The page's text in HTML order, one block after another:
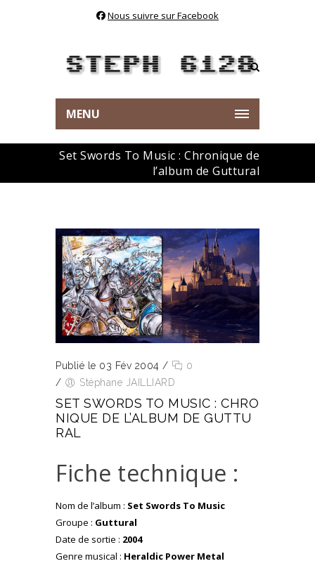
Nous suivre sur Facebook
MENU
Set Swords To Music : Chronique de
l’album de Guttural
Publié le 03 Fév 2004 /
0
/
Stéphane JAILLIARD
SET SWORDS TO MUSIC : CHRO
NIQUE DE L’ALBUM DE GUTTU
RAL
Fiche technique :
Nom de l’album : Set Swords To Music
Groupe : Guttural
Date de sortie : 2004
Genre musical : Heraldic Power Metal